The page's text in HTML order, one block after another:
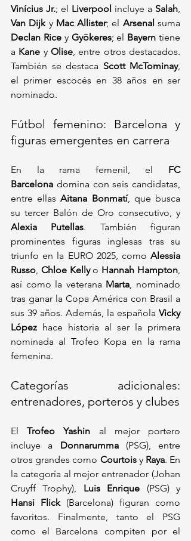
Vinícius Jr.; el Liverpool incluye a Salah
Van Dijk y Mac Allister; el Arsenal
Declan Rice y Gyökeres; el Bayern tiene
a Kane y Olise, entre otros destacados.
También se destaca Scott McTominay,
el primer escocés en 38 años en ser
nominado.
Fútbol femenino: Barcelona y
figuras emergentes en carrera
En la rama femenil, el FC
Barcelona domina con seis candidatas,
entre ellas Aitana Bonmatí, que busca
Alexia Putellas. También figuran
prominentes figuras inglesas tras su
triunfo en la EURO 2025, como Alessia
Russo, Chloe Kelly o Hannah Hampton,
así como la veterana Marta, nominado
tras ganar la Copa América con Brasil a
sus 39 años. Además, la española Vicky
López hace historia al ser la primera
nominada al Trofeo Kopa en la rama
femenina.
Categorías adicionales:
entrenadores, porteros y clubes
El Trofeo Yashin al mejor portero
incluye a Donnarumma (PSG), entre
otros grandes como Courtois y Raya. En
la categoría al mejor entrenador (Johan
Cruyff Trophy), Luis Enrique
Hansi Flick (Barcelona) figuran como
favoritos. Finalmente, tanto el PSG
como el Barcelona compiten por el